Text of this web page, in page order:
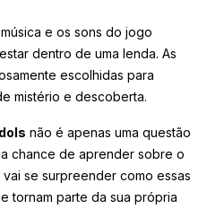
e os sons do jogo
dentro de uma lenda. As
escolhidas para
mistério e descoberta.
não é apenas uma questão
chance de aprender sobre o
se surpreender como essas
tornam parte da sua própria